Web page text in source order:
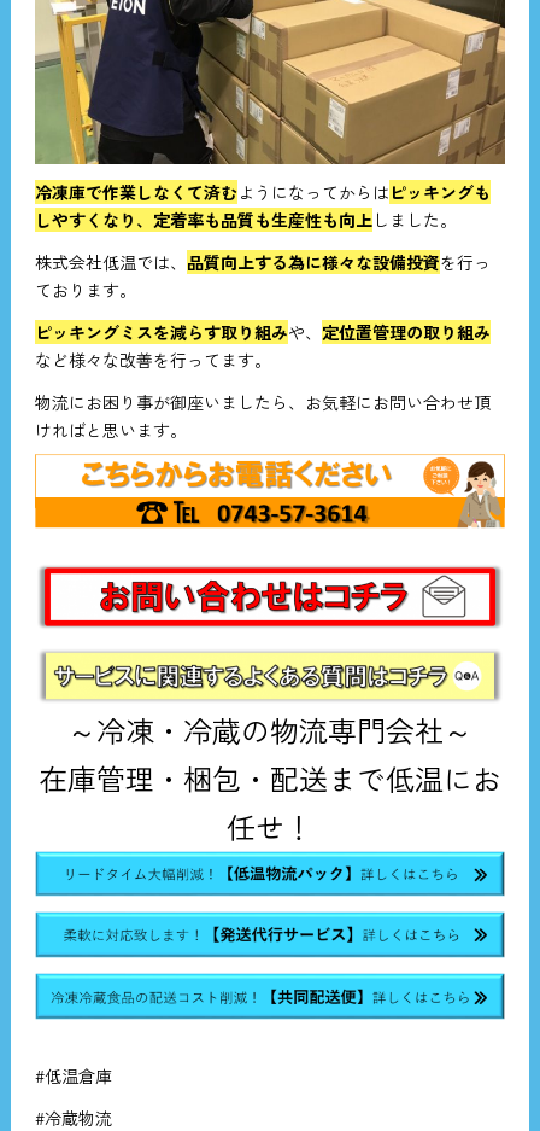
冷凍庫で作業しなくて済むようになってからは ピッキングも
しやすくなり、定着率も品質も生産性も向上しました。
株式会社低温では、 品質向上する為に様々な設備投資を行っ
ております。
ピッキングミスを減らす取り組みや、 定位置管理の取り組み
など様々な改善を行ってます。
物流にお困り事が御座いましたら、お気軽にお問い合わせ頂
ければと思います。
～冷凍・冷蔵の物流専門会社～
在庫管理・梱包・配送まで低温にお
任せ！
#低温倉庫
#冷蔵物流